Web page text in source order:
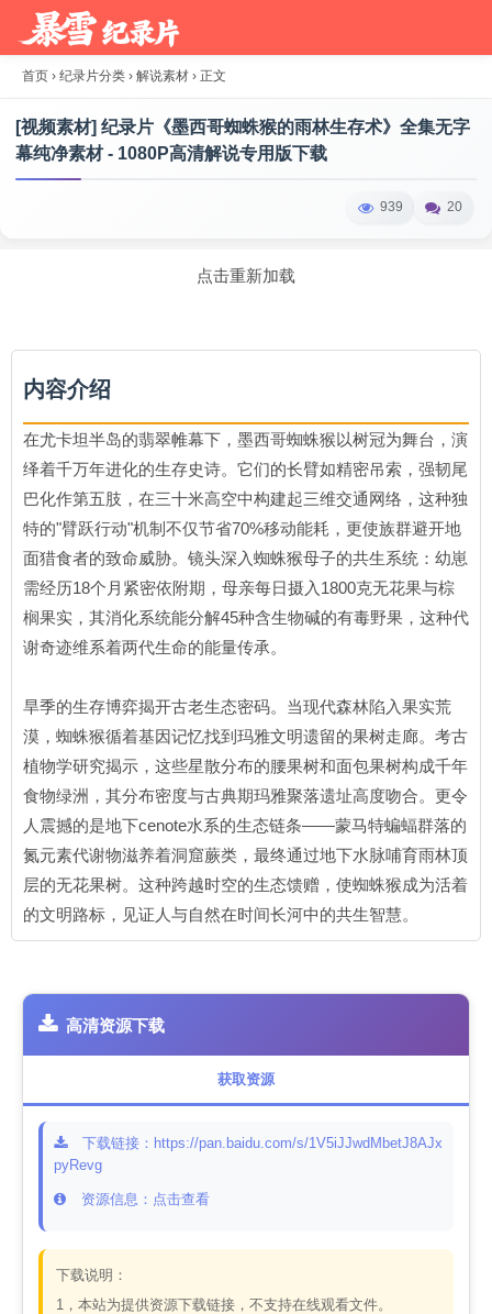
首页 › 纪录片分类 › 解说素材 › 正文
[视频素材] 纪录片《墨西哥蜘蛛猴的雨林生存术》全集无字
幕纯净素材 - 1080P高清解说专用版下载
939 20
点击重新加载
内容介绍
在尤卡坦半岛的翡翠帷幕下，墨西哥蜘蛛猴以树冠为舞台，演
绎着千万年进化的生存史诗。它们的长臂如精密吊索，强韧尾
巴化作第五肢，在三十米高空中构建起三维交通网络，这种独
特的"臂跃行动"机制不仅节省70%移动能耗，更使族群避开地
面猎食者的致命威胁。镜头深入蜘蛛猴母子的共生系统：幼崽
需经历18个月紧密依附期，母亲每日摄入1800克无花果与棕
榈果实，其消化系统能分解45种含生物碱的有毒野果，这种代
谢奇迹维系着两代生命的能量传承。
旱季的生存博弈揭开古老生态密码。当现代森林陷入果实荒
漠，蜘蛛猴循着基因记忆找到玛雅文明遗留的果树走廊。考古
植物学研究揭示，这些星散分布的腰果树和面包果树构成千年
食物绿洲，其分布密度与古典期玛雅聚落遗址高度吻合。更令
人震撼的是地下cenote水系的生态链条——蒙马特蝙蝠群落的
氮元素代谢物滋养着洞窟蕨类，最终通过地下水脉哺育雨林顶
层的无花果树。这种跨越时空的生态馈赠，使蜘蛛猴成为活着
的文明路标，见证人与自然在时间长河中的共生智慧。
高清资源下载
获取资源
下载链接：https://pan.baidu.com/s/1V5iJJwdMbetJ8AJx
pyRevg
资源信息：点击查看
下载说明：
1，本站为提供资源下载链接，不支持在线观看文件。